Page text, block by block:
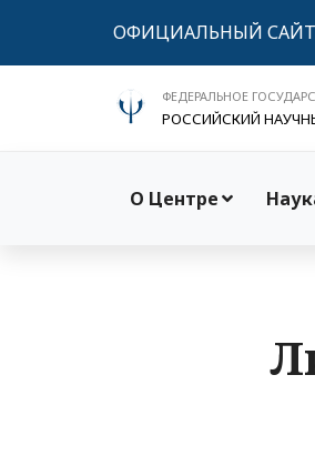
ОФИЦИАЛЬНЫЙ САЙТ
ФЕДЕРАЛЬНОЕ
РОССИЙСКИЙ
О Центре